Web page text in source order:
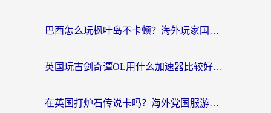
巴西怎么玩枫叶岛不卡顿？海外玩家国服游戏加速器终极指南（含战双野兽领主提速秘籍）
英国玩古剑奇谭OL用什么加速器比较好？留学生亲测有效的国服游戏加速指南
在英国打炉石传说卡吗？海外党国服游戏不卡顿的终极指南